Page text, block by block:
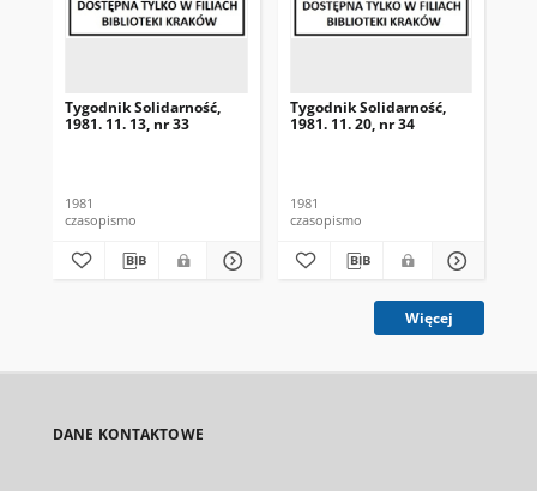
Tygodnik Solidarność,
1981. 11. 13, nr 33
1981
czasopismo
Tygodnik Solidarność,
1981. 11. 20, nr 34
1981
czasopismo
Więcej
DANE KONTAKTOWE